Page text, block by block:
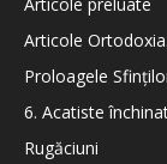
Articole
Proloagele
6. Acatiste
Rugăciuni